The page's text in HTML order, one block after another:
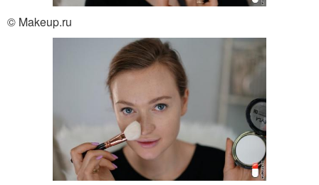
© Makeup.ru